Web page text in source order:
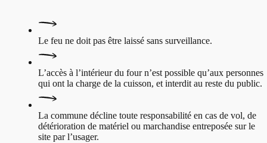
Le feu ne doit pas être laissé sans surveillance.
L’accès à l’intérieur du four n’est possible qu’aux personnes
qui ont la charge de la cuisson, et interdit au reste du public.
La commune décline toute responsabilité en cas de vol, de
détérioration de matériel ou marchandise entreposée sur le
site par l’usager.